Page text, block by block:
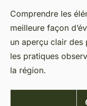
Comprendre les
meilleure façon
un aperçu clair des
les pratiques
la région.